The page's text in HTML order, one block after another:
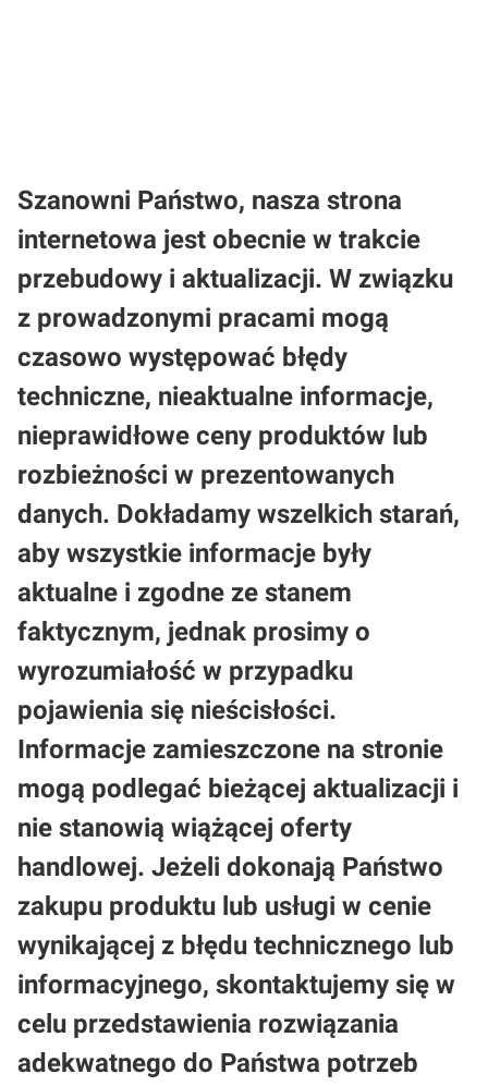
Szanowni Państwo, nasza strona
internetowa jest obecnie w trakcie
przebudowy i aktualizacji. W związku
z prowadzonymi pracami mogą
czasowo występować błędy
techniczne, nieaktualne informacje,
nieprawidłowe ceny produktów lub
rozbieżności w prezentowanych
danych. Dokładamy wszelkich starań,
aby wszystkie informacje były
aktualne i zgodne ze stanem
faktycznym, jednak prosimy o
wyrozumiałość w przypadku
pojawienia się nieścisłości.
Informacje zamieszczone na stronie
mogą podlegać bieżącej aktualizacji i
nie stanowią wiążącej oferty
handlowej. Jeżeli dokonają Państwo
zakupu produktu lub usługi w cenie
wynikającej z błędu technicznego lub
informacyjnego, skontaktujemy się w
celu przedstawienia rozwiązania
adekwatnego do Państwa potrzeb